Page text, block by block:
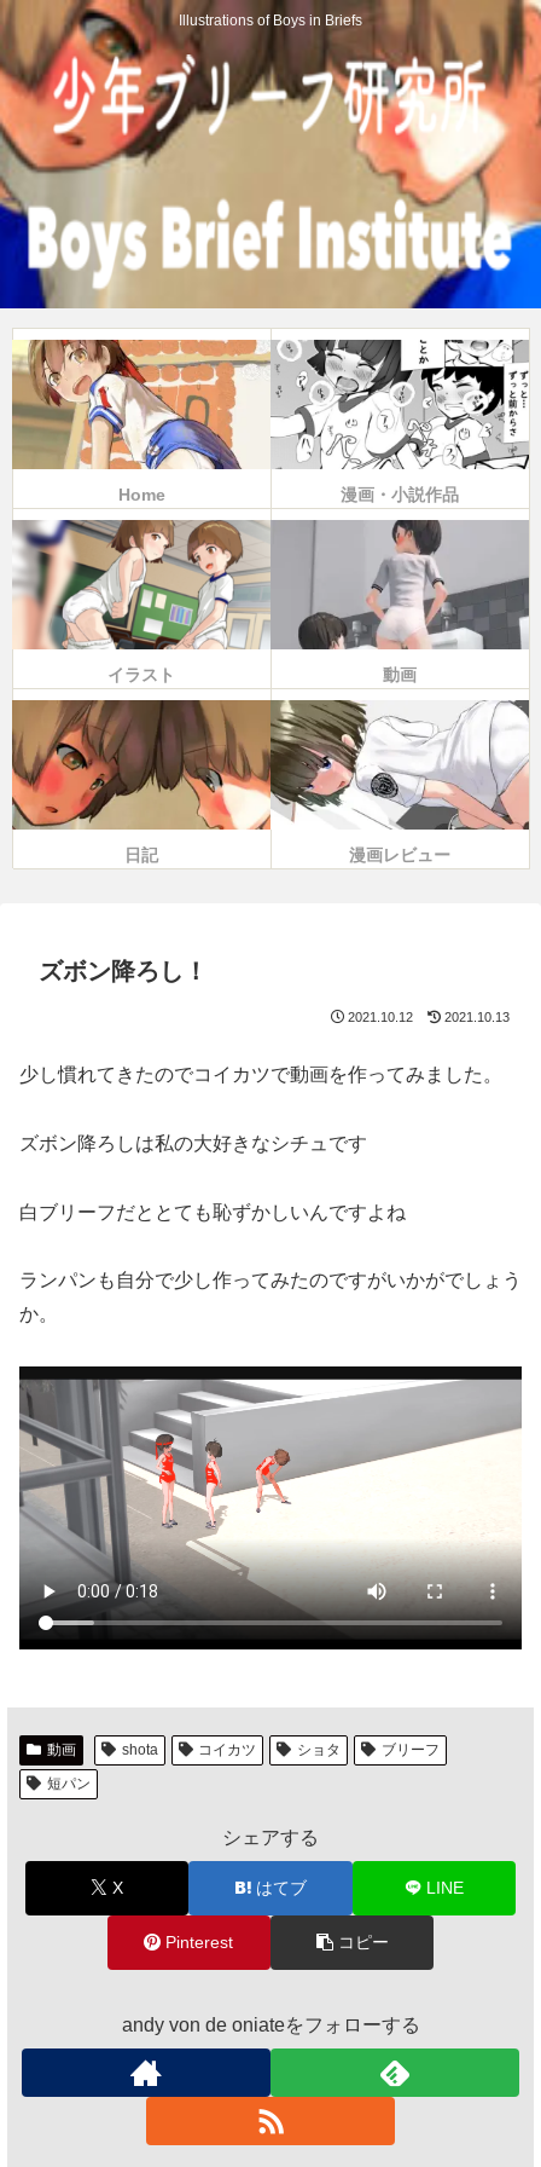
Illustrations of Boys in Briefs
Home 漫画・小説作品
イラスト 動画
日記 漫画レビュー
ズボン降ろし！
2021.10.12 2021.10.13
少し慣れてきたのでコイカツで動画を作ってみました。
ズボン降ろしは私の大好きなシチュです
白ブリーフだととても恥ずかしいんですよね
ランパンも自分で少し作ってみたのですがいかがでしょう
か。
動画 shota コイカツ ショタ
ブリーフ
短パン
シェアする
X はてブ LINE
Pinterest コピー
andy von de oniateをフォローする